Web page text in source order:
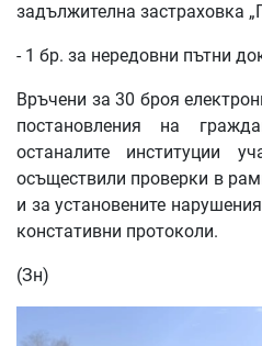
задължителна застраховка
- 1 бр. за нередовни пътни
Връчени за 30 броя
постановления на
останалите институции
осъществили проверки в
и за установените
констативни протоколи.
(Зн)